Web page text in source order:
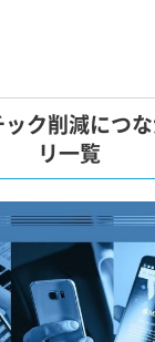
ク削減につ
リ一覧